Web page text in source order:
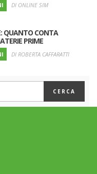
DI ONLINE SIM
QUANTO CONTA
PRIME
DI ROBERTA CAFFARATTI